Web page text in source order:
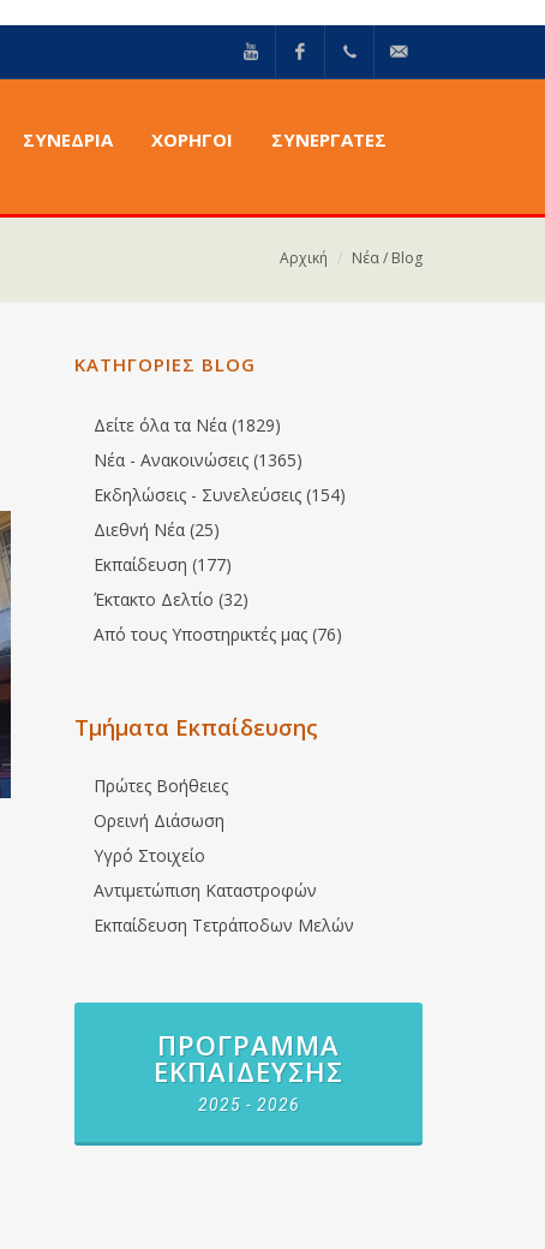
ΣΥΝΈΔΡΙΑ ΧΟΡΗΓΟΙ ΣΥΝΕΡΓΑΤΕΣ
Αρχική Νέα / Blog
ΚΑΤΗΓΟΡΙΕΣ BLOG
Δείτε όλα τα Νέα (1829)
Νέα - Ανακοινώσεις (1365)
Εκδηλώσεις - Συνελεύσεις (154)
Διεθνή Νέα (25)
Εκπαίδευση (177)
Έκτακτο Δελτίο (32)
Από τους Υποστηρικτές μας (76)
Τμήματα Εκπαίδευσης
Πρώτες Βοήθειες
Ορεινή Διάσωση
Υγρό Στοιχείο
Αντιμετώπιση Καταστροφών
Εκπαίδευση Τετράποδων Μελών
ΠΡΌΓΡΑΜΜΑ
ΕΚΠΑΊΔΕΥΣΗΣ
2025 - 2026